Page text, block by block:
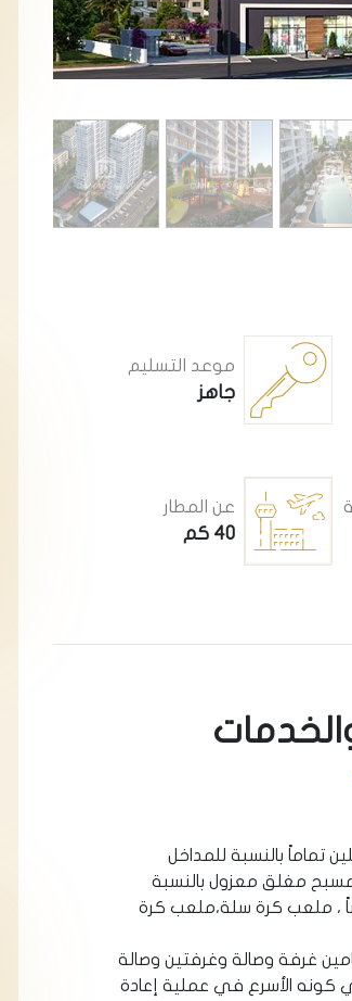
موعد التسليم
جاهز
عن المطار
40 كم
بارتفاع 23 طابق، مستقلين تماماً بالنسبة للمداخل
مغلق معزول بالنسبة
، ملعب كرة سلة،ملعب كرة
شقة تتوزع بنظامين غرفة وصالة وغرفتين وصالة
كونه الأسرع في عملية إعادة